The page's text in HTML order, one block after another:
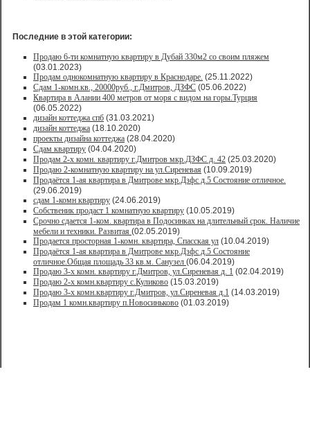
Последние в этой категории:
Продаю 6-ти комнатную квартиру в Дубай 330м2 со своим пляжем
(03.01.2023)
Продам однокомнатную квартиру в Краснодаре. (25.11.2022)
Сдам 1-комн.кв., 20000руб., г.Дмитров, ДЗФС (05.06.2022)
Квартира в Алании 400 метров от моря с видом на горы.Турция
(06.05.2022)
дизайн коттеджа спб (31.03.2021)
дизайн коттеджа (18.10.2020)
проекты дизайна коттеджа (28.04.2020)
Сдам квартиру (04.04.2020)
Продам 2-х комн. квартиру г.Дмитров мкр.ДЗФС д. 42 (25.03.2020)
Продаю 2-комнатную квартиру на ул.Сиреневая (10.09.2019)
Продаётся 1-ая квартира в Дмитрове мкр.Дзфс д.5 Состояние отличное.
(29.06.2019)
сдам 1-комн квартиру (24.06.2019)
Собственик продаст 1 комнатную квартиру (10.05.2019)
Срочно сдается 1-ком. квартира в Подосинках на длительный срок. Наличие
мебели и техники. Развитая (02.05.2019)
Продается просторная 1-комн. квартира, Спасская ул (10.04.2019)
Продаётся 1-ая квартира в Дмитрове мкр.Дзфс д.5 Состояние
отличное.Общая площадь 33 кв.м. Санузел (06.04.2019)
Продаю 3-х комн. квартиру г.Дмитров, ул.Сиреневая д. 1 (02.04.2019)
Продаю 2-х комн.квартиру с.Куликово (15.03.2019)
Продаю 3-х комн.квартиру г.Дмитров, ул.Сиреневая д.1 (14.03.2019)
Продам 1 комн.квартиру п.Новосиньково (01.03.2019)